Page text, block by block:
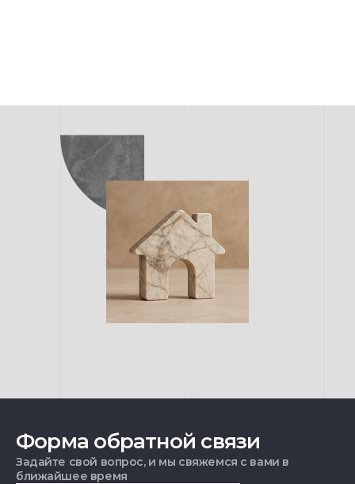
Форма обратной связи
Задайте свой вопрос, и мы свяжемся с вами в
ближайшее время